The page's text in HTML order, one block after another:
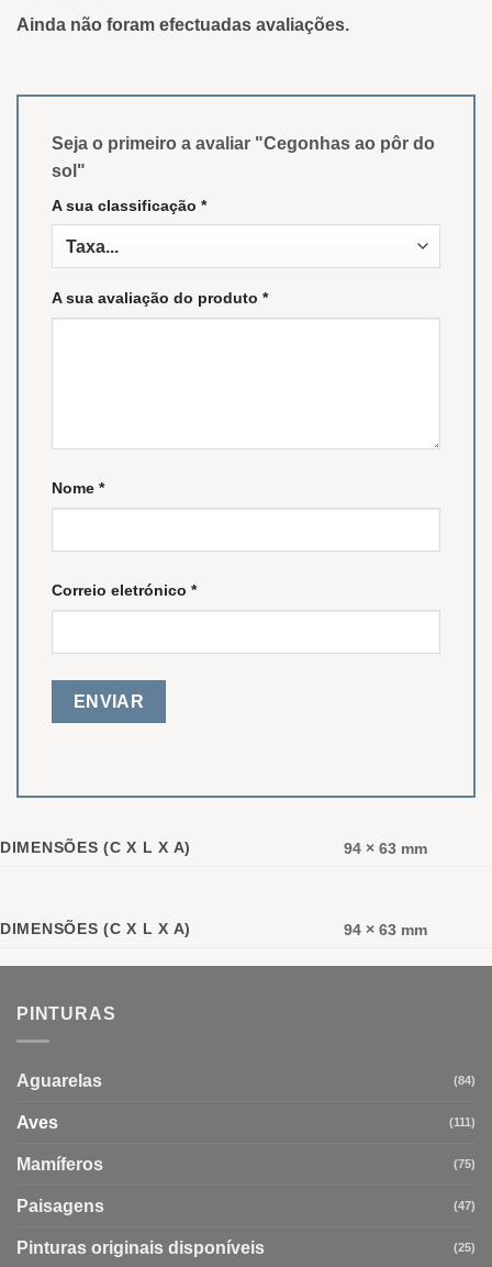
Ainda não foram efectuadas avaliações.
Seja o primeiro a avaliar "Cegonhas ao pôr do
sol"
A sua classificação *
A sua avaliação do produto *
Nome *
Correio eletrónico *
DIMENSÕES (C X L X A) 94 × 63 mm
DIMENSÕES (C X L X A) 94 × 63 mm
PINTURAS
Aguarelas (84)
Aves (111)
Mamíferos (75)
Paisagens (47)
Pinturas originais disponíveis (25)